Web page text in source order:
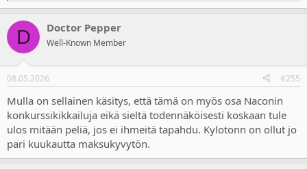
e
c
i
s
D Doctor Pepper
Well-Known Member
08.05.2026 #255
Mulla on sellainen käsitys, että tämä on myös osa Naconin
konkurssikikkailuja eikä sieltä todennäköisesti koskaan tule
ulos mitään peliä, jos ei ihmeitä tapahdu. Kylotonn on ollut jo
pari kuukautta maksukyvytön.